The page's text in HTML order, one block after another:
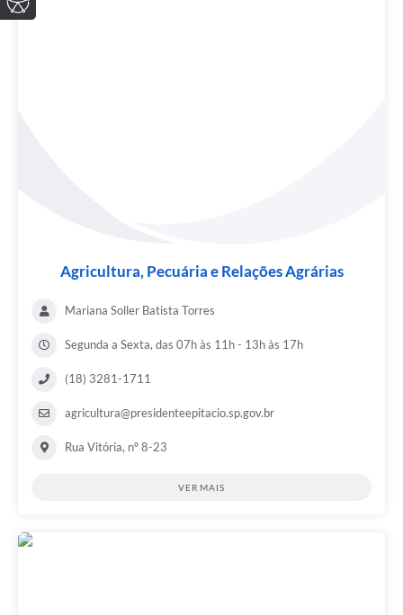
Agricultura, Pecuária e Relações Agrárias
Mariana Soller Batista Torres
Segunda a Sexta, das 07h às 11h - 13h às 17h
(18) 3281-1711
agricultura@presidenteepitacio.sp.gov.br
Rua Vitória, nº 8-23
VER MAIS